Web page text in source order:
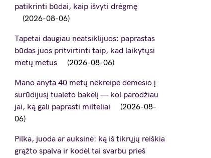
patikrinti būdai, kaip išvyti drėgmę
2026-08-06
Tapetai daugiau neatsiklijuos: paprastas
būdas juos pritvirtinti taip, kad laikytųsi
metų metus
2026-08-06
Mano anyta 40 metų nekreipė dėmesio į
surūdijusį tualeto bakelį — kol parodžiau
jai, ką gali paprasti milteliai
2026-08-
06
Pilka, juoda ar auksinė: ką iš tikrųjų reiškia
grąžto spalva ir kodėl tai svarbu prieš